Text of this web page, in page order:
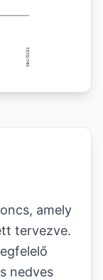
amely
tervezve.
nedves